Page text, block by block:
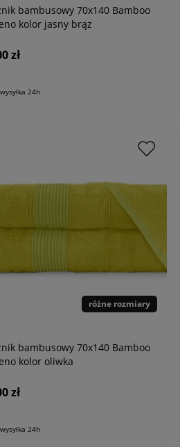
bambusowy 70x140 Bamboo
kolor jasny brąz
zł
wysyłka 24h
różne rozmiary
bambusowy 70x140 Bamboo
kolor oliwka
zł
wysyłka 24h